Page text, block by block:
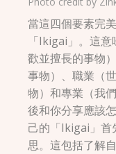
當這四個要素完
「Ikigai」。這
歡並擅長的事物
事物）、職業（
物）和專業（我
後和你分享應該
己的「Ikigai」首
思。這包括了解